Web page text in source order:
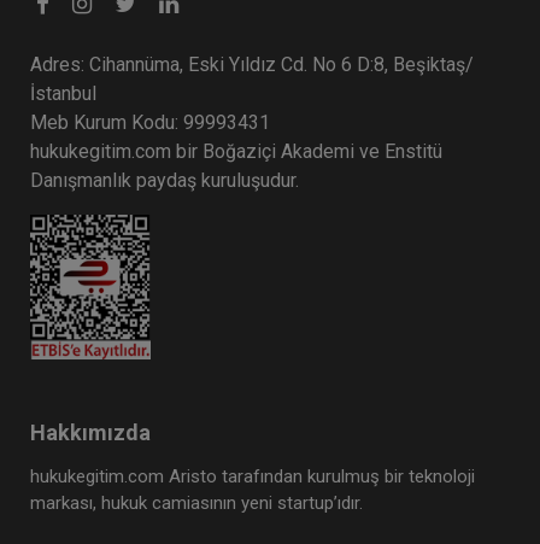
Boşanma Hukuku - IV. Medeni Hukuk
360 TL Sepete Ekle
Tüketici Hukuku Enstitüsü
Adres: Cihannüma, Eski Yıldız Cd. No 6 D:8, Beşiktaş/
İstanbul
Meb Kurum Kodu: 99993431
hukukegitim.com bir Boğaziçi Akademi ve Enstitü
Danışmanlık paydaş kuruluşudur.
Hakkımızda
hukukegitim.com Aristo tarafından kurulmuş bir teknoloji
markası, hukuk camiasının yeni startup’ıdır.